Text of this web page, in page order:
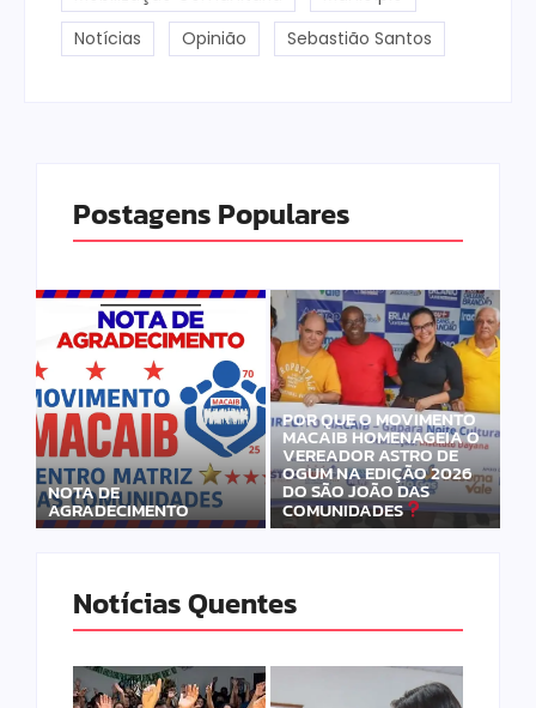
Notícias
Opinião Sebastião Santos
Postagens Populares
NOTA DE
AGRADECIMENTO
POR QUE O MOVIMENTO
MACAIB HOMENAGEIA O
VEREADOR ASTRO DE
OGUM NA EDIÇÃO 2026
DO SÃO JOÃO DAS
COMUNIDADES
Notícias Quentes